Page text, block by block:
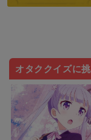
オタククイズに